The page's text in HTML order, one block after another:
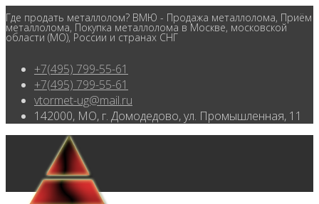
Где продать металлолом? ВМЮ - Продажа металлолома, Приём
металлолома, Покупка металлолома в Москве, московской
области (МО), России и странах СНГ
+7(495) 799-55-61
+7(495) 799-55-61
vtormet-ug@mail.ru
142000, МО, г. Домодедово, ул. Промышленная, 11